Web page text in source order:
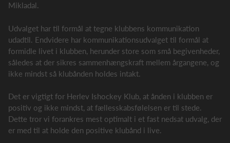
Mikladal.
Udvalget har til formål at tegne klubbens kommunikation
udadtil. Endvidere har kommunikationsudvalget til formål at
formidle livet i klubben, herunder store som små begivenheder,
således at der sikres sammenhængskraft mellem årgangene, og
ikke mindst så klubånden holdes intakt.
Det er vigtigt for Herlev Ishockey Klub, at ånden i klubben er
positiv og ikke mindst, at fællesskabsfølelsen er til stede.
Dette tror vi forankres mest optimalt i et fast nedsat udvalg, der
er med til at holde den positive klubånd i live.